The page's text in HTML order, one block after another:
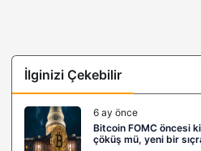
İlginizi Çekebilir
6 ay önce
Bitcoin FOMC öncesi
çöküş mü, yeni bir